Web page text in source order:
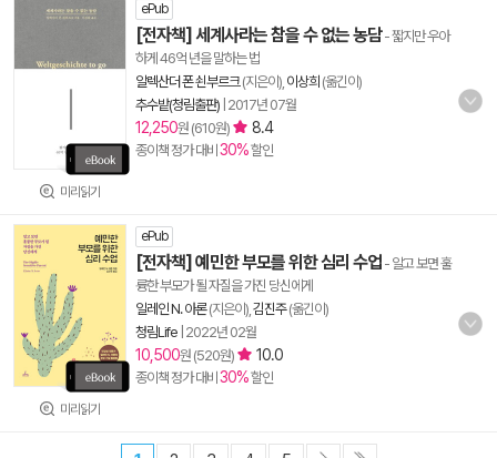
미리읽기
ePub
[전자책] 세계사라는 참을 수 없는 농담- 짧지만 우아
하게 46억 년을 말하는 법
알렉산더 폰 쇤부르크(지은이), 이상희 (옮긴이)
추수밭(청림출판) 2017년 07월
12,250원 (610원) 8.4
종이책 정가 대비 30%할인
미리읽기
ePub
[전자책] 예민한 부모를 위한 심리 수업 - 알고 보면 훌
륭한 부모가 될 자질을 가진 당신에게
일레인 N. 아론(지은이), 김진주(옮긴이)
청림Life 2022년 02월
10,500원 (520원) 10.0
종이책 정가 대비 30%할인